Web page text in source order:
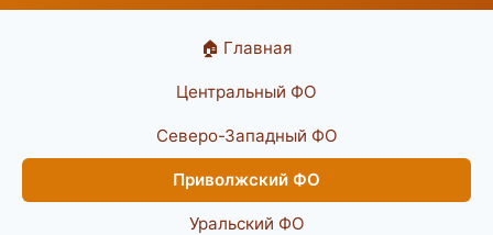
🏠 Главная
Центральный ФО
Северо-Западный ФО
Приволжский ФО
Уральский ФО